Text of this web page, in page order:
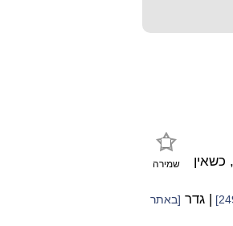
שמירה
| גדר [באתר